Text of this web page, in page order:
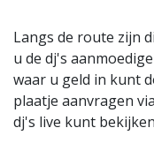
Langs de route zijn
u de dj's
waar u geld in kunt
plaatje aanvragen via
dj's live kunt